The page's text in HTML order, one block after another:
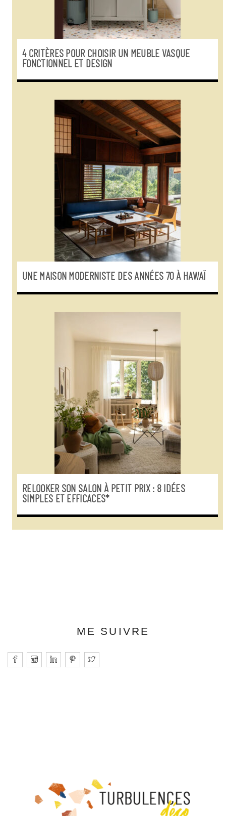
4 CRITÈRES POUR CHOISIR UN MEUBLE VASQUE
FONCTIONNEL ET DESIGN
UNE MAISON MODERNISTE DES ANNÉES 70 À HAWAÏ
RELOOKER SON SALON À PETIT PRIX : 8 IDÉES
SIMPLES ET EFFICACES*
ME SUIVRE